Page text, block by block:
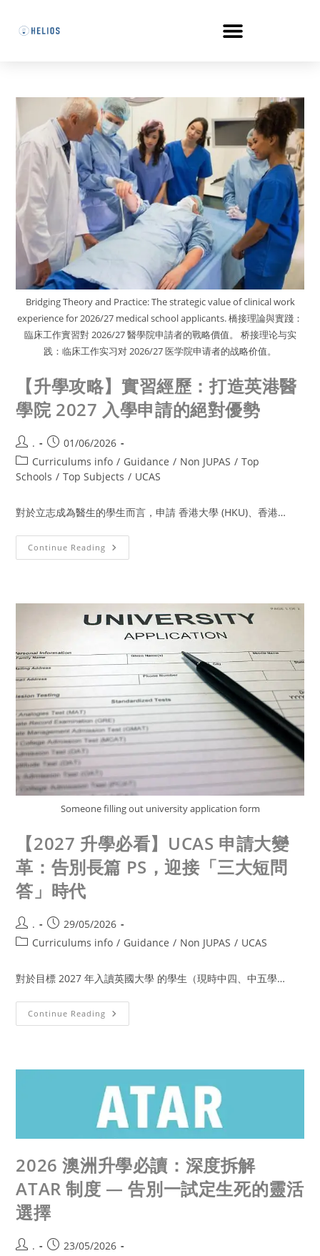
Bridging Theory and Practice: The strategic value of clinical work
experience for 2026/27 medical school applicants. 橋接理論與實踐：
臨床工作實習對 2026/27 醫學院申請者的戰略價值。 桥接理论与实
践：临床工作实习对 2026/27 医学院申请者的战略价值。
【升學攻略】實習經歷：打造英港醫
學院 2027 入學申請的絕對優勢
.
01/06/2026
Curriculums info / Guidance / Non JUPAS / Top
Schools / Top Subjects / UCAS
對於立志成為醫生的學生而言，申請 香港大學 (HKU)、香港…
Continue Reading
Someone filling out university application form
【2027 升學必看】UCAS 申請大變
革：告別長篇 PS，迎接「三大短問
答」時代
.
29/05/2026
Curriculums info / Guidance / Non JUPAS / UCAS
對於目標 2027 年入讀英國大學 的學生（現時中四、中五學…
Continue Reading
2026 澳洲升學必讀：深度拆解
ATAR 制度 — 告別一試定生死的靈活
選擇
.
23/05/2026